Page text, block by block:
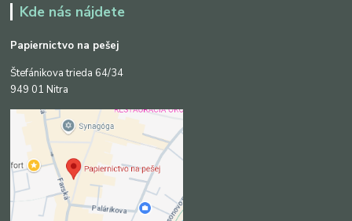
Kde nás nájdete
Papiernictvo na pešej
Štefánikova trieda 64/34
949 01 Nitra